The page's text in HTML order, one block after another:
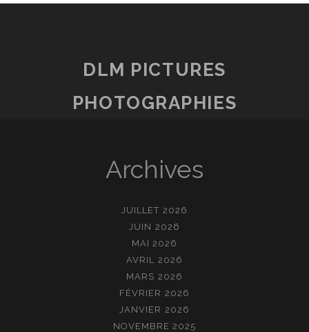
DLM PICTURES
PHOTOGRAPHIES
Archives
JUILLET 2026
JUIN 2026
MAI 2026
AVRIL 2026
MARS 2026
FÉVRIER 2026
JANVIER 2026
NOVEMBRE 2025